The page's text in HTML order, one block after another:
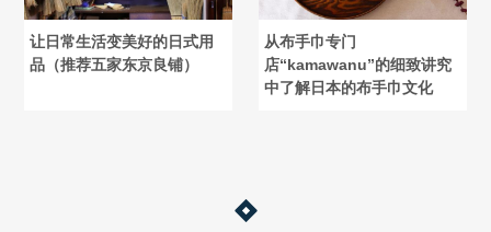
让日常生活变美好的日式用
品（推荐五家东京良铺）
从布手巾专门
店“kamawanu”的细致讲究
中了解日本的布手巾文化